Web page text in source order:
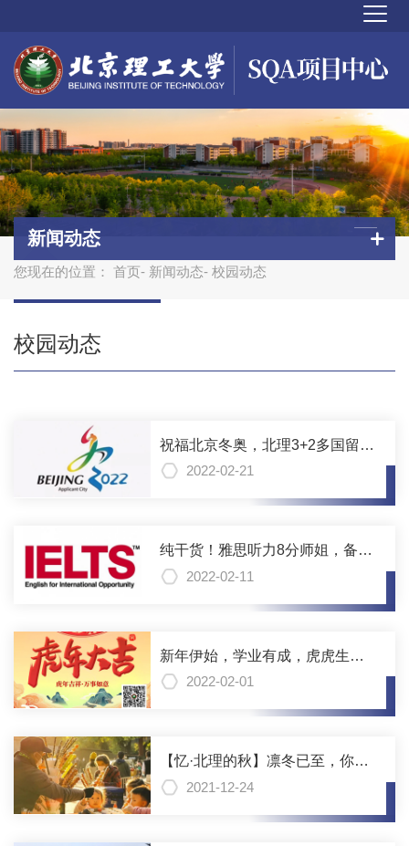
您现在的位置： 首页- 新闻动态- 校园动态
新闻动态
校园动态
祝福北京冬奥，北理3+2多国留学
本硕连读学子舞动青春
2022-02-21
纯干货！雅思听力8分师姐，备考
中的实用方法分享
2022-02-11
新年伊始，学业有成，虎虎生
威，和北理工3+2一起变更好！
2022-02-01
【忆·北理的秋】凛冬已至，你是
否还记得北理秋天的样子
2021-12-24